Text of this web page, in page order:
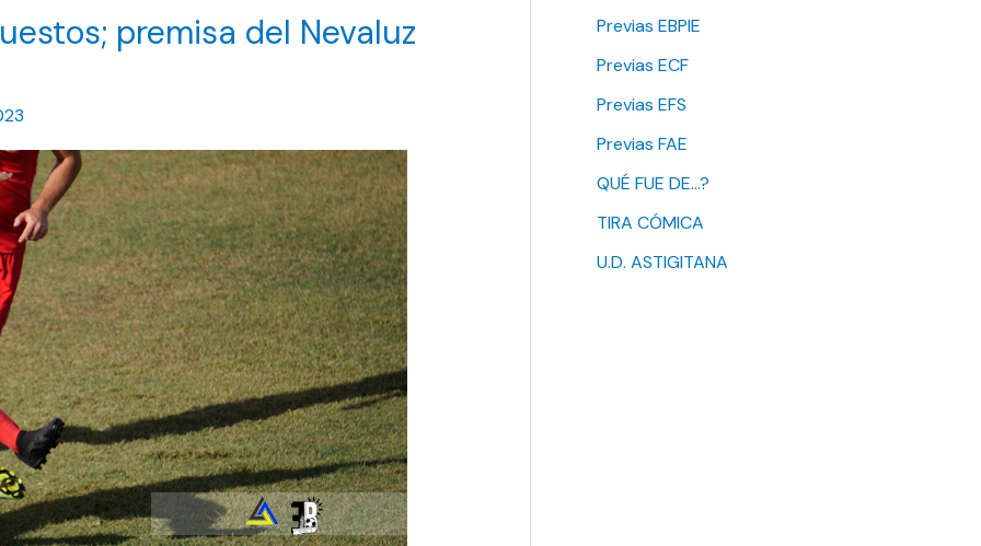
premisa del Nevaluz
Previas EBPIE
Previas ECF
Previas EFS
Previas FAE
QUÉ FUE DE…?
TIRA CÓMICA
U.D. ASTIGITANA